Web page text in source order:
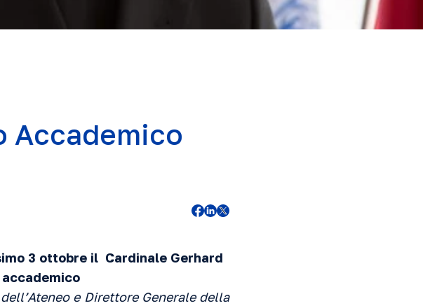
Accademico
3 ottobre il Cardinale Gerhard
accademico
e Direttore Generale della